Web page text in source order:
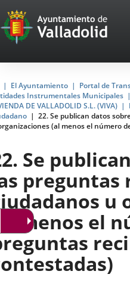
Portal
Web
del
de
Valladolid
El Ayuntamiento Portal de
Instrumentales Municipales
DE VALLADOLID S.L. (VIVA)
22. Se publican datos
(al menos el número
Se
preguntas
u
menos el